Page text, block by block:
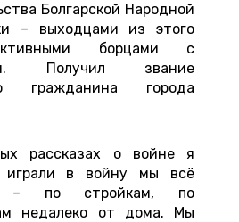
Болгарской Народной
– выходцами из этого
борцами с
Получил звание
гражданина города
рассказах о войне я
играли в войну мы всё
– по стройкам, по
недалеко от дома. Мы